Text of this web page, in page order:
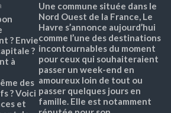
? Envie
?
à
des
? Voici
et
Une commune située dans le
Nord Ouest de la France, Le
Havre s’annonce aujourd’hui
comme l’une des destinations
incontournables du moment
pour ceux qui souhaiteraient
passer un week-end en
amoureux loin de tout ou
passer quelques jours en
famille. Elle est notamment